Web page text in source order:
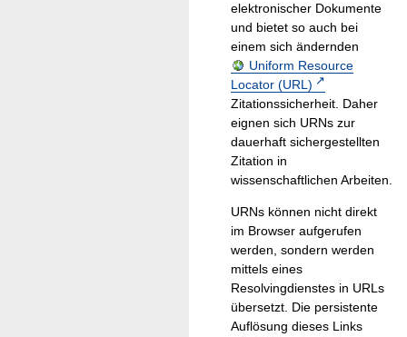
elektronischer Dokumente
und bietet so auch bei
einem sich ändernden
Uniform Resource
Locator (URL)
Zitationssicherheit. Daher
eignen sich URNs zur
dauerhaft sichergestellten
Zitation in
wissenschaftlichen Arbeiten.
URNs können nicht direkt
im Browser aufgerufen
werden, sondern werden
mittels eines
Resolvingdienstes in URLs
übersetzt. Die persistente
Auflösung dieses Links